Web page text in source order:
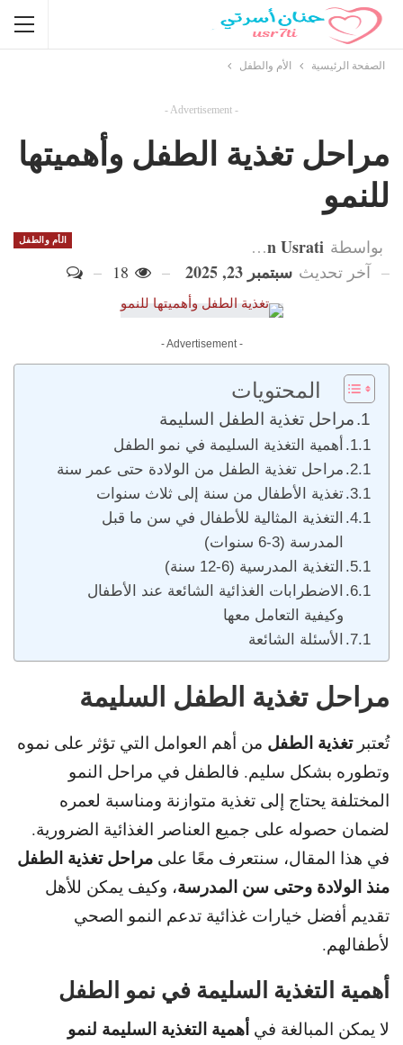
الصفحة الرئيسية الأم والطفل
- Advertisement -
مراحل تغذية الطفل وأهميتها
للنمو
الأم والطفل بواسطة Hanan Usrati
آخر تحديث سبتمبر 23, 2025
- Advertisement -
المحتويات
مراحل تغذية الطفل السليمة
أهمية التغذية السليمة في نمو الطفل
مراحل تغذية الطفل من الولادة حتى عمر سنة
تغذية الأطفال من سنة إلى ثلاث سنوات
التغذية المثالية للأطفال في سن ما قبل
المدرسة (3-6 سنوات)
التغذية المدرسية (6-12 سنة)
الاضطرابات الغذائية الشائعة عند الأطفال
وكيفية التعامل معها
الأسئلة الشائعة
مراحل تغذية الطفل السليمة
تُعتبرتغذية الطفل من أهم العوامل التي تؤثر على نموه
وتطوره بشكل سليم. فالطفل في مراحل النمو
المختلفة يحتاج إلى تغذية متوازنة ومناسبة لعمره
لضمان حصوله على جميع العناصر الغذائية الضرورية.
في هذا المقال، سنتعرف معًا على مراحل تغذية الطفل
منذ الولادة وحتى سن المدرسة، وكيف يمكن للأهل
تقديم أفضل خيارات غذائية تدعم النمو الصحي
لأطفالهم.
أهمية التغذية السليمة في نمو الطفل
لا يمكن المبالغة في أهمية التغذية السليمة لنمو